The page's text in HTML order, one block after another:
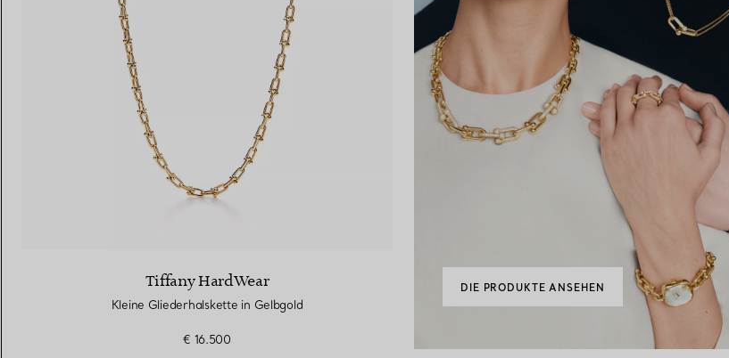
Tiffany HardWear
Kleine Gliederhalskette in Gelbgold
€ 16.500
DIE PRODUKTE ANSEHEN